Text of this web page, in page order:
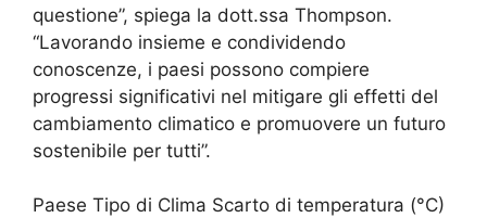
questione”, spiega la dott.ssa Thompson.
“Lavorando insieme e condividendo
conoscenze, i paesi possono compiere
progressi significativi nel mitigare gli effetti del
cambiamento climatico e promuovere un futuro
sostenibile per tutti”.
Paese Tipo di Clima Scarto di temperatura (°C)